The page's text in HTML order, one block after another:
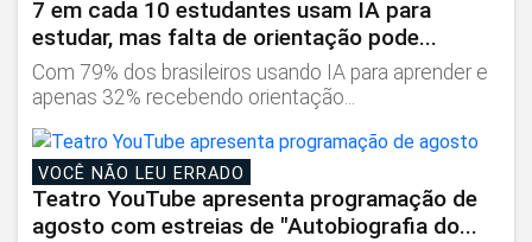
7 em cada 10 estudantes usam IA para
estudar, mas falta de orientação pode...
Com 79% dos brasileiros usando IA para aprender e
apenas 32% recebendo orientação...
VOCÊ NÃO LEU ERRADO
Teatro YouTube apresenta programação de
agosto com estreias de "Autobiografia do...